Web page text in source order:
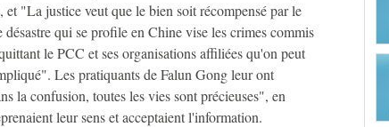
et "La justice veut que le bien soit récompensé par le
qui se profile en Chine vise les crimes commis
le PCC et ses organisations affiliées qu'on peut
Les pratiquants de Falun Gong leur ont
la confusion, toutes les vies sont précieuses", en
leur sens et acceptaient l'information.